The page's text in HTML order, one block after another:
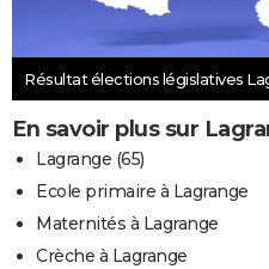
Résultat élections législatives
En savoir plus sur
Lagrange (65)
Ecole primaire à Lagrange
Maternités à Lagrange
Crèche à Lagrange